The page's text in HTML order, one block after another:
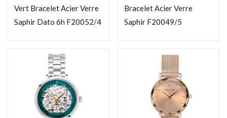
Vert Bracelet Acier Verre
Saphir Dato 6h F20052/4
Bracelet Acier Verre
Saphir F20049/5